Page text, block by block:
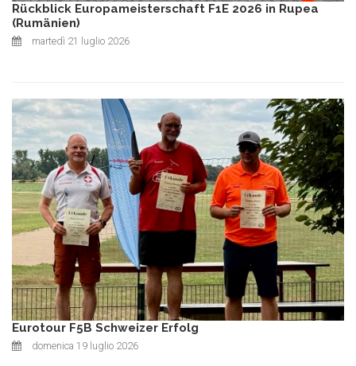
Rückblick Europameisterschaft F1E 2026 in Rupea
(Rumänien)
martedì 21 luglio 2026
Eurotour F5B Schweizer Erfolg
domenica 19 luglio 2026